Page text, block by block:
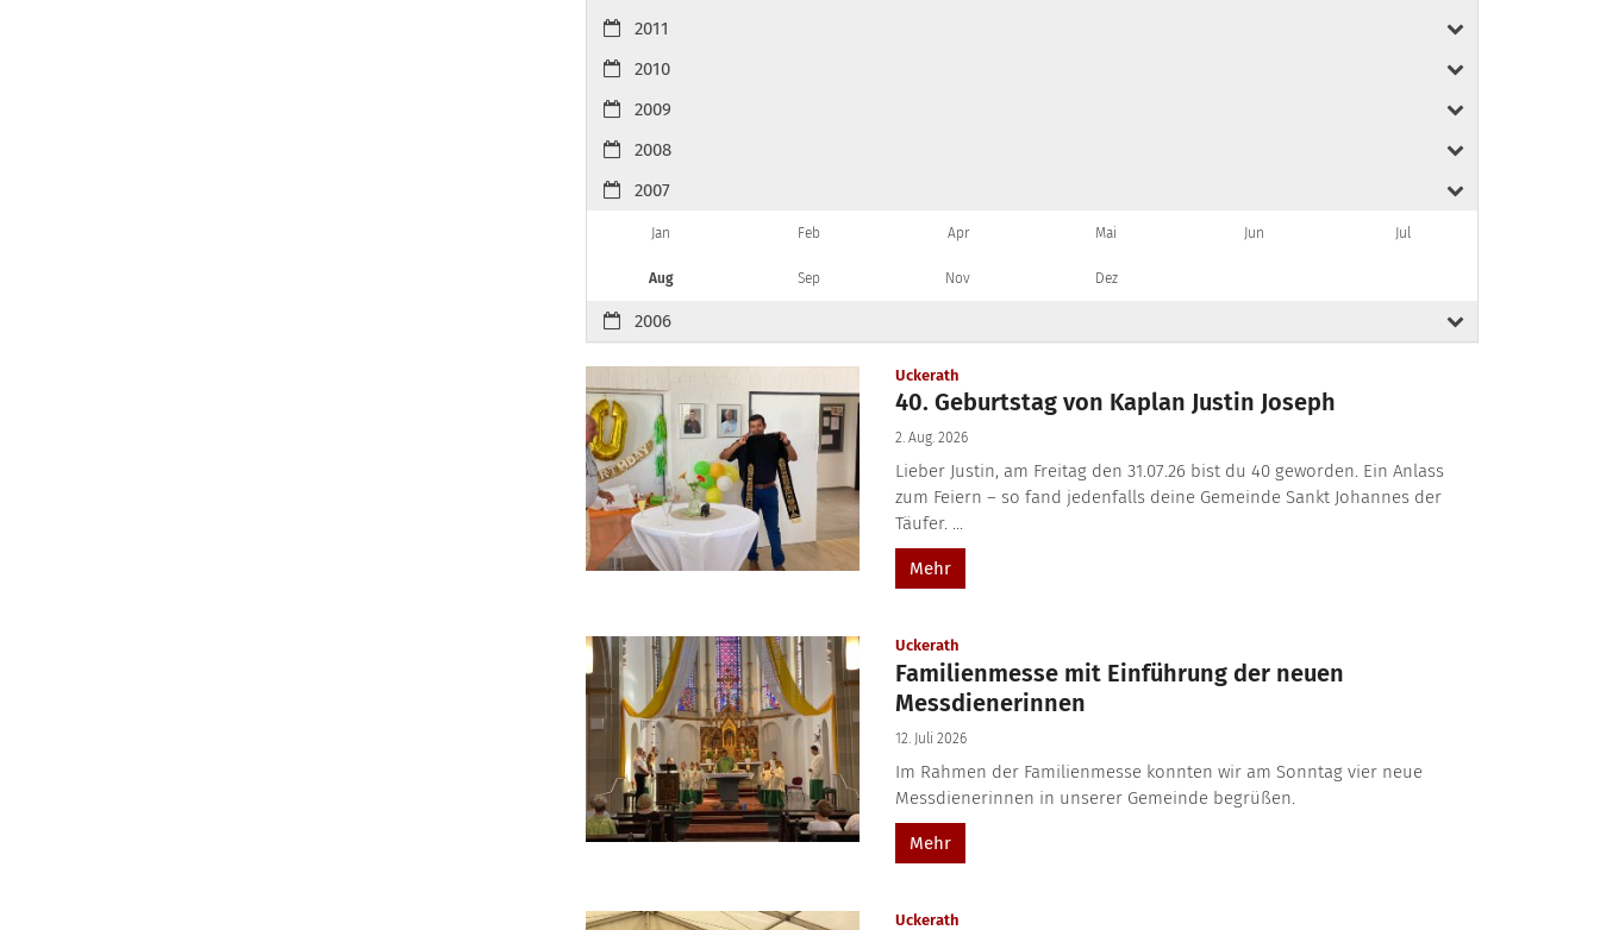
2011
2010
2009
2008
2007
Jan Feb Apr Mai Jun Jul
Aug Sep Nov Dez
2006
Uckerath
40. Geburtstag von Kaplan Justin Joseph
2. Aug. 2026
Lieber Justin, am Freitag den 31.07.26 bist du 40 geworden. Ein Anlass
zum Feiern – so fand jedenfalls deine Gemeinde Sankt Johannes der
Täufer. ...
Mehr
Uckerath
Familienmesse mit Einführung der neuen
Messdienerinnen
12. Juli 2026
Im Rahmen der Familienmesse konnten wir am Sonntag vier neue
Messdienerinnen in unserer Gemeinde begrüßen.
Mehr
Uckerath